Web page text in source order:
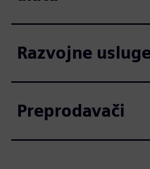
Razvojne
Preprodavači